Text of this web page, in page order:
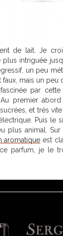
de lait. Je
intriguée
un peu
faux, mais un
par
premier
et très
Puis le
plus animal.
aromatique est
parfum, je le